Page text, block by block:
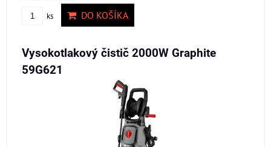
ks DO KOŠÍKA
Vysokotlakový čistič 2000W Graphite
59G621